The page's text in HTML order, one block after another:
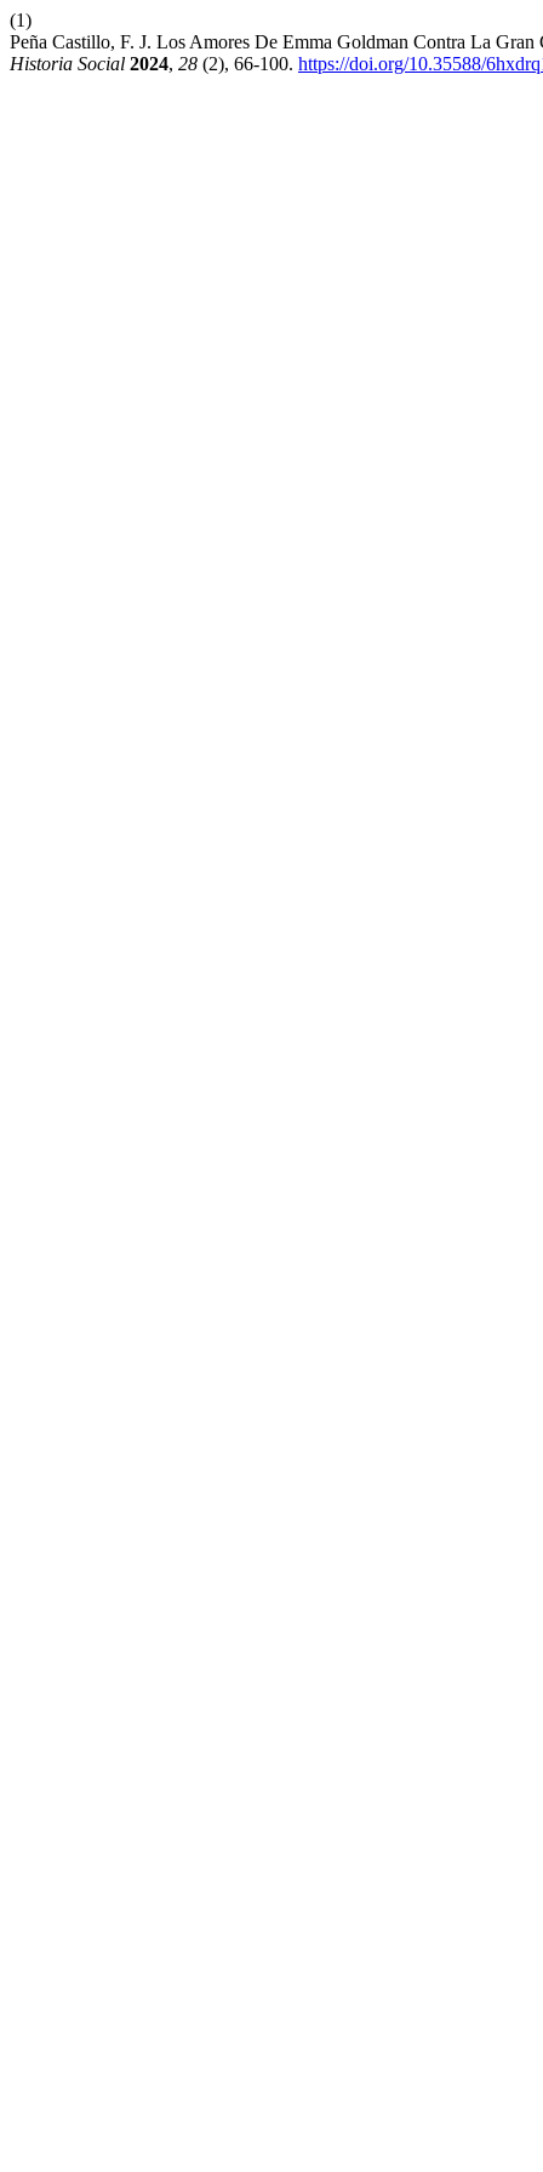
(1)
Peña Castillo, F. J. Los Amores De Emma Goldman Contra La
Historia Social 2024, 28 (2), 66-100. https://doi.org/10.35588/